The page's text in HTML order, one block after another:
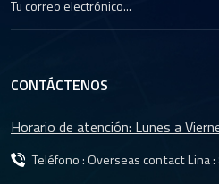
CONTÁCTENOS
Horario de atención: Lunes a
Teléfono : Overseas contact Lina :